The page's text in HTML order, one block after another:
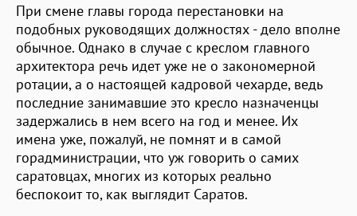
При смене главы города перестановки на
подобных руководящих должностях - дело вполне
обычное. Однако в случае с креслом главного
архитектора речь идет уже не о закономерной
ротации, а о настоящей кадровой чехарде, ведь
последние занимавшие это кресло назначенцы
задержались в нем всего на год и менее. Их
имена уже, пожалуй, не помнят и в самой
горадминистрации, что уж говорить о самих
саратовцах, многих из которых реально
беспокоит то, как выглядит Саратов.